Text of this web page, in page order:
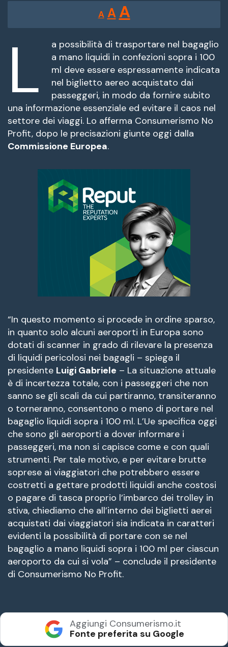
A
Reducir
tamaño
de
fuente.
A Restablecer
tamaño
de
fuente
AAumentar
tamaño
de
fuente.
L
a possibilità di trasportare nel bagaglio
a mano liquidi in confezioni sopra i 100
ml deve essere espressamente indicata
nel biglietto aereo acquistato dai
passeggeri, in modo da fornire subito
una informazione essenziale ed evitare il caos nel
settore dei viaggi. Lo afferma Consumerismo No
Profit, dopo le precisazioni giunte oggi dalla
Commissione Europea.
“In questo momento si procede in ordine sparso,
in quanto solo alcuni aeroporti in Europa sono
dotati di scanner in grado di rilevare la presenza
di liquidi pericolosi nei bagagli – spiega il
presidente Luigi Gabriele – La situazione attuale
è di incertezza totale, con i passeggeri che non
sanno se gli scali da cui partiranno, transiteranno
o torneranno, consentono o meno di portare nel
bagaglio liquidi sopra i 100 ml. L’Ue specifica oggi
che sono gli aeroporti a dover informare i
passeggeri, ma non si capisce come e con quali
strumenti. Per tale motivo, e per evitare brutte
soprese ai viaggiatori che potrebbero essere
costretti a gettare prodotti liquidi anche costosi
o pagare di tasca proprio l’imbarco dei trolley in
stiva, chiediamo che all’interno dei biglietti aerei
acquistati dai viaggiatori sia indicata in caratteri
evidenti la possibilità di portare con se nel
bagaglio a mano liquidi sopra i 100 ml per ciascun
aeroporto da cui si vola” – conclude il presidente
di Consumerismo No Profit.
Aggiungi Consumerismo.it
Fonte preferita su Google